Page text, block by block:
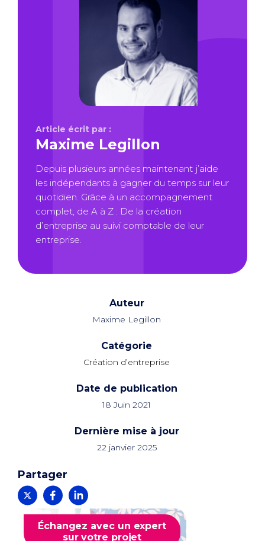
Article écrit par :
Maxime Legillon
Depuis plusieurs années maintenant j’aide
les indépendants à gagner du temps sur leur
quotidien. Grâce à un accompagnement
complet, de A à Z : De la création
d’entreprise au suivi comptable de leur
entreprise.
Auteur
Maxime Legillon
Catégorie
Création d’entreprise
Date de publication
18 Juin 2021
Dernière mise à jour
22 janvier 2025
Partager
Échangez avec un expert
sur votre projet